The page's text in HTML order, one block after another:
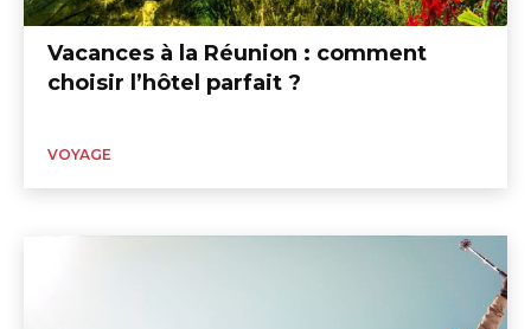
Vacances à la Réunion : comment
choisir l’hôtel parfait ?
VOYAGE